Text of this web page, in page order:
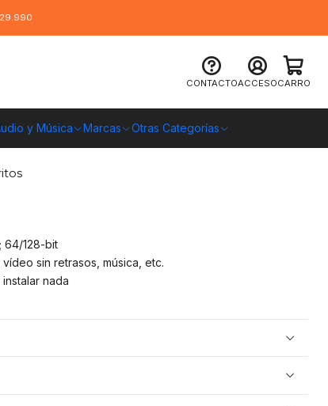
CONTACTOACCESOCARRO
y Música Marcas Otras Categorías
Usb, frecuencia 2.4ghz
300mbps
64/128-bit
sin retrasos, música, etc.
nada